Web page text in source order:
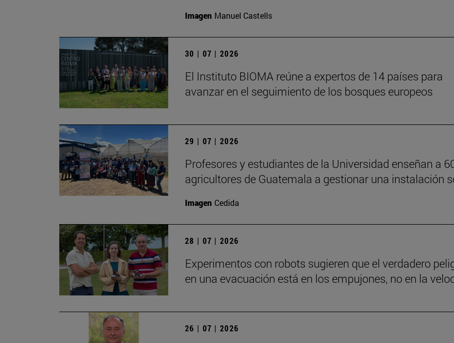
Imagen Manuel Castells
30 | 07 | 2026
El Instituto BIOMA reúne a expertos de 14 países para
avanzar en el seguimiento de los bosques europeos
29 | 07 | 2026
Profesores y estudiantes de la Universidad enseñan a
agricultores de Guatemala a gestionar una instalación
Imagen Cedida
28 | 07 | 2026
Experimentos con robots sugieren que el verdadero
en una evacuación está en los empujones, no en la
26 | 07 | 2026